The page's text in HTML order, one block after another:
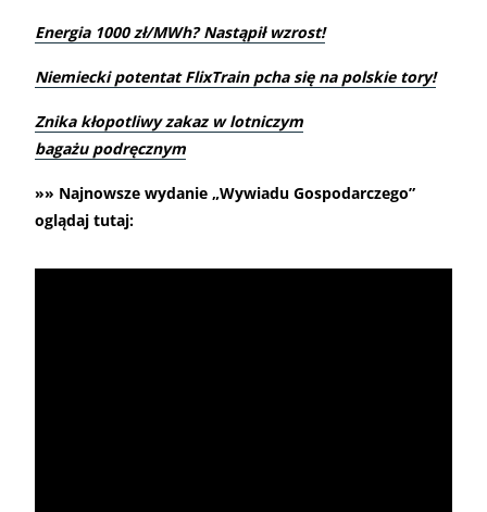
Energia 1000 zł/MWh? Nastąpił wzrost!
Niemiecki potentat FlixTrain pcha się na polskie tory!
Znika kłopotliwy zakaz w lotniczym
bagażu podręcznym
»» Najnowsze wydanie „Wywiadu Gospodarczego”
oglądaj tutaj: